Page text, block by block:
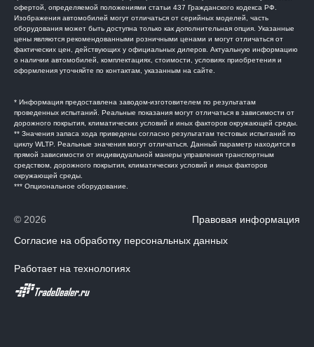
офертой, определяемой положениями статьи 437 Гражданского кодекса РФ.
Изображения автомобилей могут отличаться от серийных моделей, часть
оборудования может быть доступна только как дополнительная опция. Указанные
цены являются рекомендованными розничными ценами и могут отличаться от
фактических цен, действующих у официальных дилеров. Актуальную информацию
о наличии автомобилей, комплектациях, стоимости, условиях приобретения и
оформления уточняйте по контактам, указанным на сайте.
* Информация предоставлена заводом-изготовителем по результатам
проведенных испытаний. Реальные показания могут отличаться в зависимости от
дорожного покрытия, климатических условий и иных факторов окружающей среды.
** Значения запаса хода приведены согласно результатам тестовых испытаний по
циклу WLTP. Реальные значения могут отличаться. Данный параметр находится в
прямой зависимости от индивидуальной манеры управления транспортным
средством, дорожного покрытия, климатических условий и иных факторов
окружающей среды.
*** Опциональное оборудование.
© 2026
Правовая информация
Согласие на обработку персональных данных
Работает на технологиях